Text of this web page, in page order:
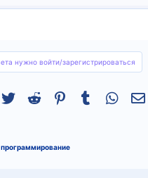
нужно войти/зарегистрироваться
TwitterReddit Pinterest
Tumblr